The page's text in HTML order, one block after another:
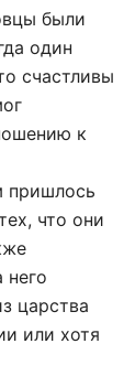
были
один
счастливы
к
пришлось
что они
него
царства
или хотя